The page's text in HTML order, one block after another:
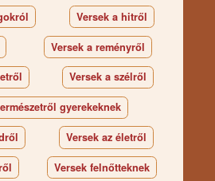
Versek a hitről
Versek a reményről
Versek a szélről
gyerekeknek
Versek az életről
Versek felnőtteknek